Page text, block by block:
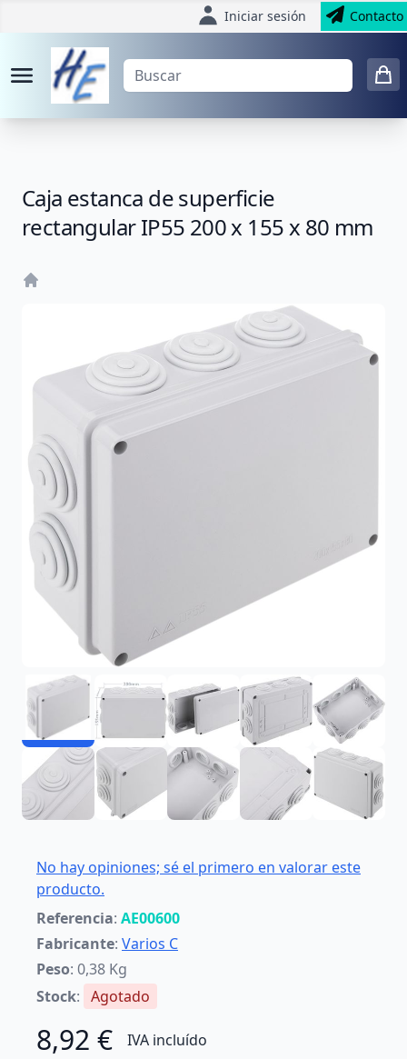
Iniciar sesión Contacto
Caja estanca de superficie
rectangular IP55 200 x 155 x 80 mm
No hay opiniones; sé el primero en valorar este
producto.
Referencia: AE00600
Fabricante: Varios C
Peso: 0,38 Kg
Stock: Agotado
8,92 € IVA incluído